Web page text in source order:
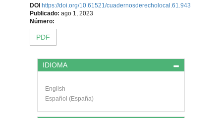
Contenido
principal
del
artículo
DOI https://doi.org/10.61521/cuadernosderecholocal.61.943
Publicado: ago 1, 2023
Número:
PDF
Detalles
del
artículo
IDIOMA
English
Español (España)